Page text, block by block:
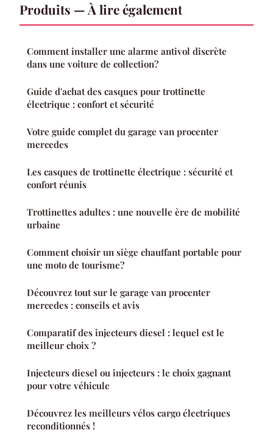
Produits — À lire également
Comment installer une alarme antivol discrète
dans une voiture de collection?
Guide d'achat des casques pour trottinette
électrique : confort et sécurité
Votre guide complet du garage van procenter
mercedes
Les casques de trottinette électrique : sécurité et
confort réunis
Trottinettes adultes : une nouvelle ère de mobilité
urbaine
Comment choisir un siège chauffant portable pour
une moto de tourisme?
Découvrez tout sur le garage van procenter
mercedes : conseils et avis
Comparatif des injecteurs diesel : lequel est le
meilleur choix ?
Injecteurs diesel ou injecteurs : le choix gagnant
pour votre véhicule
Découvrez les meilleurs vélos cargo électriques
reconditionnés !